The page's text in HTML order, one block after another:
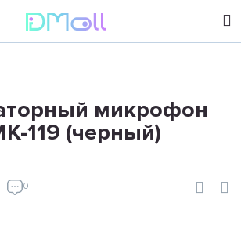
микрофон
119 (черный)
0